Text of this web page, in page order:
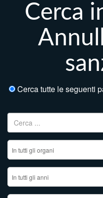
Cerca
Cerca tutte le seguenti
Ricerca per: